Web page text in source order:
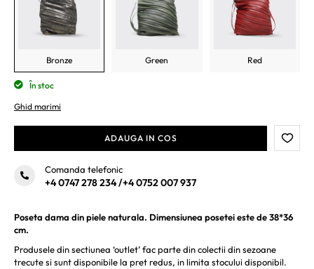
Bronze Green Red
În stoc
Ghid marimi
ADAUGA IN COS
Comanda telefonic
+4 0747 278 234/+4 0752 007 937
Poseta dama din piele naturala. Dimensiunea posetei este de 38*36
cm.
Produsele din sectiunea ‘outlet’ fac parte din colectii din sezoane
trecute si sunt disponibile la pret redus, in limita stocului disponibil.